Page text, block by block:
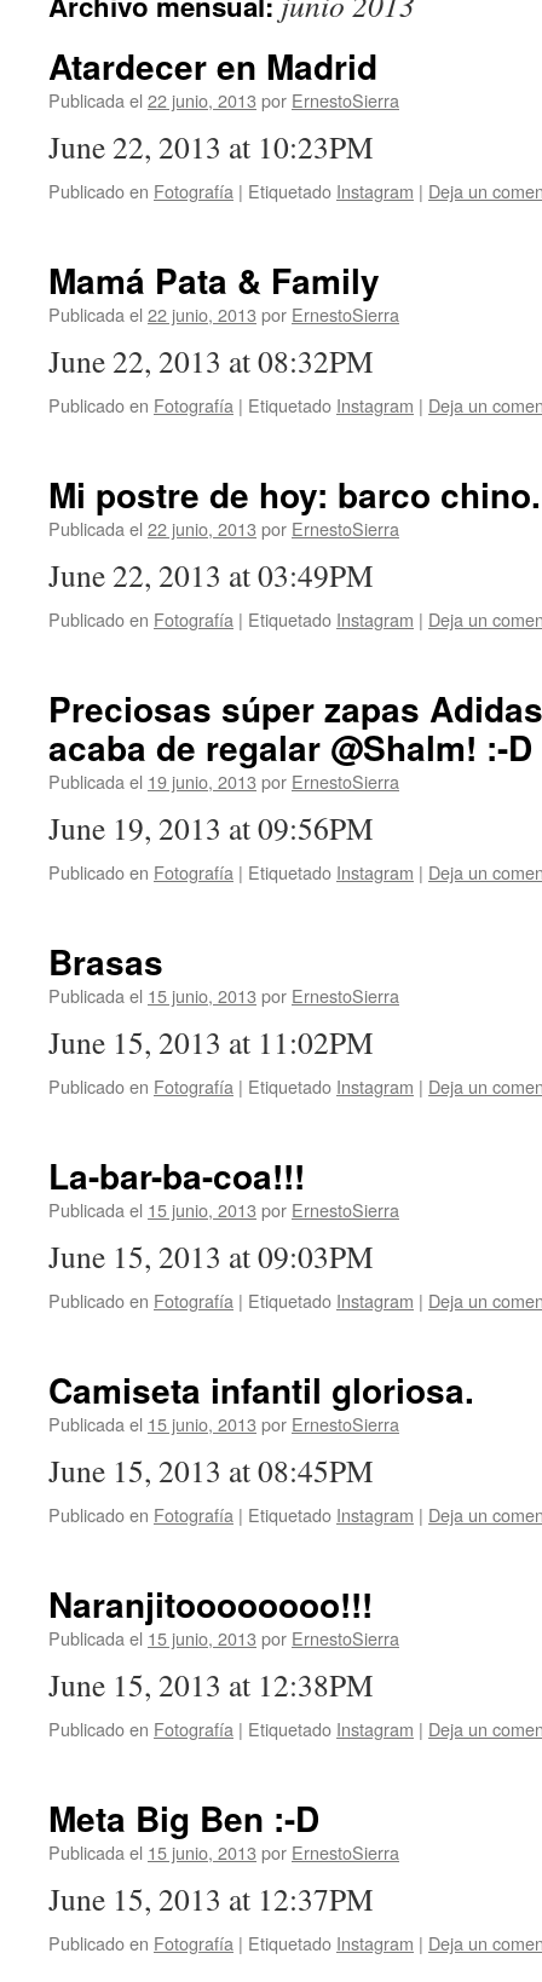
Atardecer en Madrid
Publicada el 22 junio, 2013 por ErnestoSierra
June 22, 2013 at 10:23PM
Publicado en Fotografía | Etiquetado Instagram | Deja un
Mamá Pata & Family
Publicada el 22 junio, 2013 por ErnestoSierra
June 22, 2013 at 08:32PM
Publicado en Fotografía | Etiquetado Instagram | Deja un
Mi postre de hoy: barco chino.
Publicada el 22 junio, 2013 por ErnestoSierra
June 22, 2013 at 03:49PM
Publicado en Fotografía | Etiquetado Instagram | Deja un
Preciosas súper zapas
acaba de regalar @Shalm! :-D
Publicada el 19 junio, 2013 por ErnestoSierra
June 19, 2013 at 09:56PM
Publicado en Fotografía | Etiquetado Instagram | Deja un
Brasas
Publicada el 15 junio, 2013 por ErnestoSierra
June 15, 2013 at 11:02PM
Publicado en Fotografía | Etiquetado Instagram | Deja un
La-bar-ba-coa!!!
Publicada el 15 junio, 2013 por ErnestoSierra
June 15, 2013 at 09:03PM
Publicado en Fotografía | Etiquetado Instagram | Deja un
Camiseta infantil gloriosa.
Publicada el 15 junio, 2013 por ErnestoSierra
June 15, 2013 at 08:45PM
Publicado en Fotografía | Etiquetado Instagram | Deja un
Naranjitoooooooo!!!
Publicada el 15 junio, 2013 por ErnestoSierra
June 15, 2013 at 12:38PM
Publicado en Fotografía | Etiquetado Instagram | Deja un
Meta Big Ben :-D
Publicada el 15 junio, 2013 por ErnestoSierra
June 15, 2013 at 12:37PM
Publicado en Fotografía | Etiquetado Instagram | Deja un